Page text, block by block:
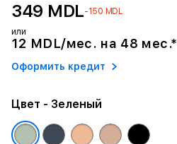
349 MDL-150 MDL
или
12 MDL/мес. на 48 мес.*
Оформить кредит
Цвет - Зеленый